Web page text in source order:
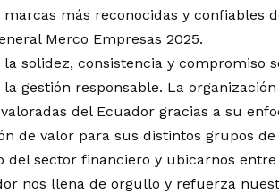
más reconocidas y confiables
Merco Empresas 2025.
solidez, consistencia y compromiso
gestión responsable. La
del Ecuador gracias a su
de valor para sus distintos grupos de
del sector financiero y ubicarnos
nos llena de orgullo y refuerza